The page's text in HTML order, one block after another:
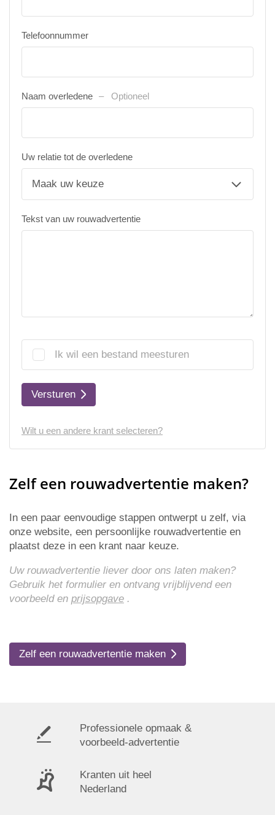
Telefoonnummer
Naam overledene Optioneel
Uw relatie tot de overledene
Tekst van uw rouwadvertentie
Ik wil een bestand meesturen
Versturen
Wilt u een andere krant selecteren?
Zelf een rouwadvertentie maken?
In een paar eenvoudige stappen ontwerpt u zelf, via
onze website, een persoonlijke rouwadvertentie en
plaatst deze in een krant naar keuze.
Uw rouwadvertentie liever door ons laten maken?
Gebruik het formulier en ontvang vrijblijvend een
voorbeeld en prijsopgave .
Zelf een rouwadvertentie maken
Professionele opmaak &
voorbeeld-advertentie
Kranten uit heel
Nederland